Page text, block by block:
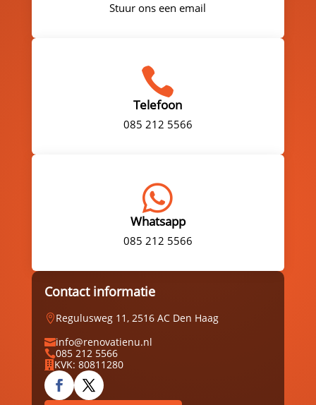
Stuur ons een email

Telefoon
085 212 5566

Whatsapp
085 212 5566
Contact informatie
Regulusweg 11, 2516 AC Den Haag
info@renovatienu.nl
085 212 5566
 KVK: 80811280